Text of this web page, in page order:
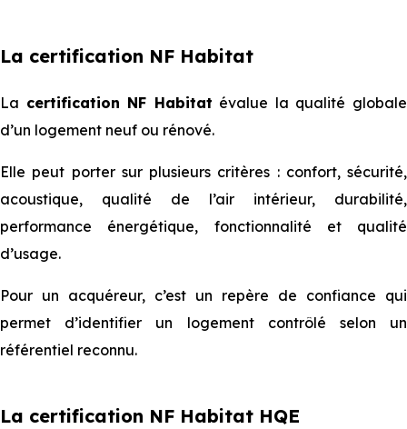
La certification NF Habitat
La certification NF Habitat évalue la qualité globale
d’un logement neuf ou rénové.
Elle peut porter sur plusieurs critères : confort, sécurité,
acoustique, qualité de l’air intérieur, durabilité,
performance énergétique, fonctionnalité et qualité
d’usage.
Pour un acquéreur, c’est un repère de confiance qui
permet d’identifier un logement contrôlé selon un
référentiel reconnu.
La certification NF Habitat HQE